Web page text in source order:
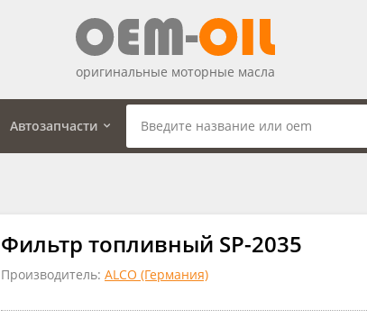
оригинальные моторные масла
Автозапчасти
Фильтр топливный SP-2035
Производитель: ALCO (Германия)